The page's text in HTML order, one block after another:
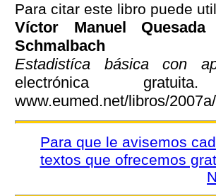
Para citar este libro puede
Víctor Manuel
Schmalbach
Estadistíca básica con
electrónica
www.eumed.net/libros/
Para que le avisemos
textos que ofrecemos